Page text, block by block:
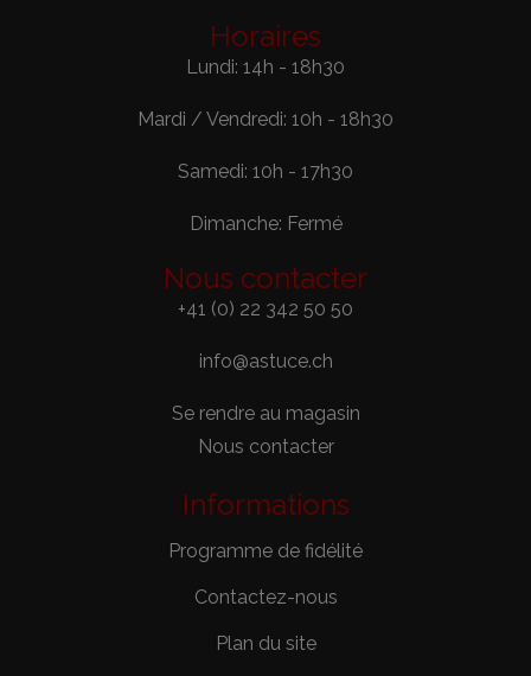
Horaires
Lundi: 14h - 18h30
Mardi / Vendredi: 10h - 18h30
Samedi: 10h - 17h30
Dimanche: Fermé
Nous contacter
+41 (0) 22 342 50 50
info@astuce.ch
Se rendre au magasin
Nous contacter
Informations
Programme de fidélité
Contactez-nous
Plan du site